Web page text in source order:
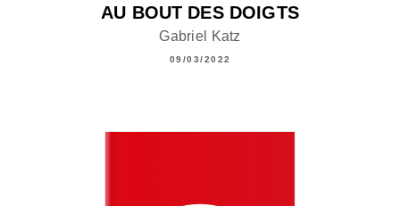
AU BOUT DES DOIGTS
Gabriel Katz
09/03/2022